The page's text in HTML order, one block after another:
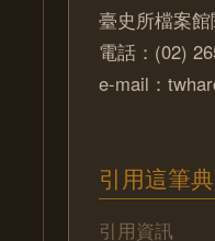
臺史所檔案
電話：(02)
e-mail：
引用這筆
引用資訊